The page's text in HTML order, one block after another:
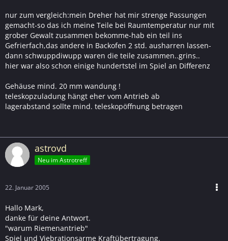
nur zum vergleich:mein Dreher hat mir strenge Passungen
gemacht-so das ich meine Teile bei Raumtemperatur nur mit
grober Gewalt zusammen bekomme-hab ein teil ins
Gefrierfach,das andere in Backofen 2 std. ausharren lassen-
dann schwuppdiwupp waren die teile zusammen..grins..
hier war also schon einige hundertstel im Spiel an Differenz
Gehäuse mind. 20 mm wandung !
teleskopzuladung hängt eher vom Antrieb ab
lagerabstand sollte mind. teleskopöffnung betragen
astrovd
Neu im Astrotreff
22. Januar 2005
Hallo Mark,
danke für deine Antwort.
"warum Riemenantrieb"
Spiel und Viebrationsarme Kraftübertragung.